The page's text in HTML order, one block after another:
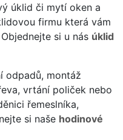
úklid či mytí oken a
firmu která vám
si u nás úklid
odpadů, montáž
vrtání poliček nebo
řemeslníka,
si naše hodinové